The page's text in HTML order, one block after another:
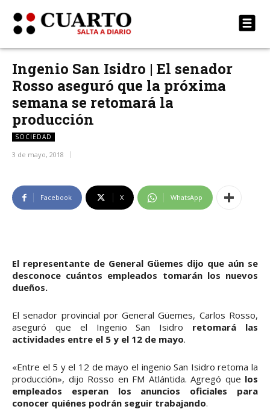
Ingenio San Isidro | El senador
Rosso aseguró que la próxima
semana se retomará la
producción
SOCIEDAD
3 de mayo, 2018
Facebook X WhatsApp
El representante de General Güemes dijo que aún se
desconoce cuántos empleados tomarán los nuevos
dueños.
El senador provincial por General Güemes, Carlos Rosso,
aseguró que el Ingenio San Isidro retomará las
actividades entre el 5 y el 12 de mayo.
«Entre el 5 y el 12 de mayo el ingenio San Isidro retoma la
producción», dijo Rosso en FM Atlántida. Agregó que los
empleados esperan los anuncios oficiales para
conocer quiénes podrán seguir trabajando.